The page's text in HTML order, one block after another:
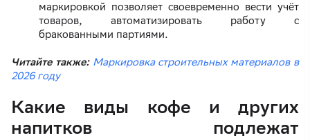
маркировкой позволяет своевременно вести учёт
товаров, автоматизировать работу с
бракованными партиями.
Читайте также: Маркировка строительных материалов в
2026 году
Какие виды кофе и других
напитков подлежат